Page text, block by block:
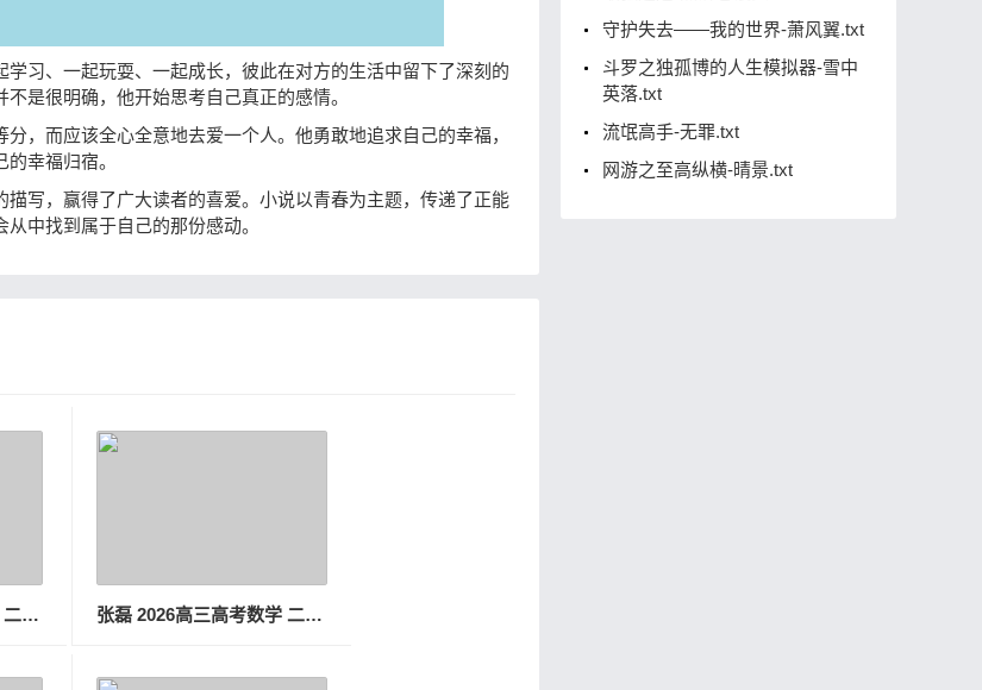
习、一起玩耍、一起成长，彼此在对方的生活中留下了深刻的
是很明确，他开始思考自己真正的感情。
，而应该全心全意地去爱一个人。他勇敢地追求自己的幸福，
幸福归宿。
写，赢得了广大读者的喜爱。小说以青春为主题，传递了正能
中找到属于自己的那份感动。
张磊 2026高三高考数学 二轮春季班 张磊 2026高三高考数学 二轮寒假班
守护失去——我的世界-萧风翼.txt
斗罗之独孤博的人生模拟器-雪中
英落.txt
流氓高手-无罪.txt
网游之至高纵横-晴景.txt